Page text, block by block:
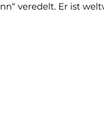
veredelt. Er ist